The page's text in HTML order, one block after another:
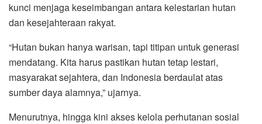
kunci menjaga keseimbangan antara kelestarian hutan
dan kesejahteraan rakyat.
“Hutan bukan hanya warisan, tapi titipan untuk generasi
mendatang. Kita harus pastikan hutan tetap lestari,
masyarakat sejahtera, dan Indonesia berdaulat atas
sumber daya alamnya,” ujarnya.
Menurutnya, hingga kini akses kelola perhutanan sosial